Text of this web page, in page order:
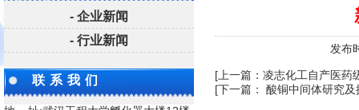
- 企业新闻
- 行业新闻
联系我们
发布
[上一篇： 凌志化工自产医药
[下一篇： 酸铜中间体研究及